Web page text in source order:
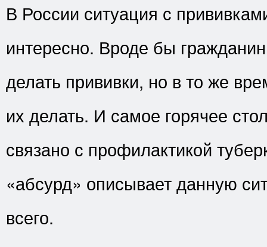
В России ситуация с
интересно. Вроде бы
делать прививки, но в то же
их делать. И самое горячее
связано с профилактикой
«абсурд» описывает данную
всего.